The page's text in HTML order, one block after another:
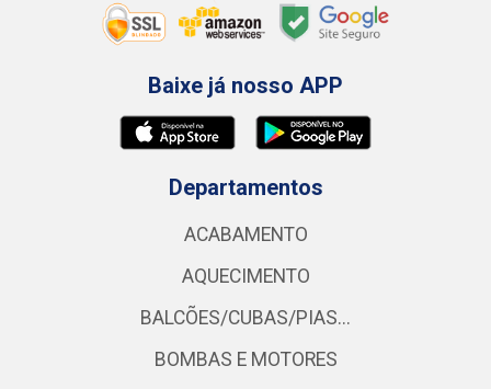
Baixe já nosso APP
Departamentos
ACABAMENTO
AQUECIMENTO
BALCÕES/CUBAS/PIAS...
BOMBAS E MOTORES